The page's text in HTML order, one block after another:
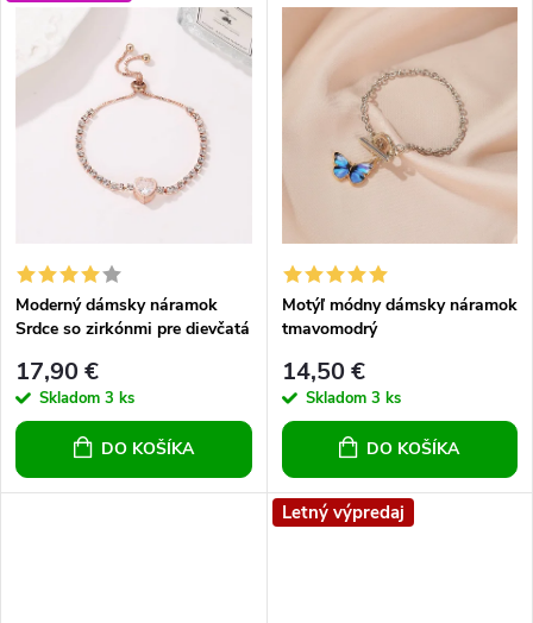
u
k
v
k
t
Moderný dámsky náramok
Srdce so zirkónmi pre dievčatá
17,90 €
Skladom 3 ks
DO KOŠÍKA
Motýľ módny dámsky náramok
tmavomodrý
14,50 €
Skladom 3 ks
DO KOŠÍKA
Letný výpredaj